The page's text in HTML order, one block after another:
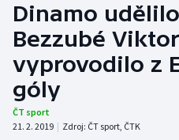
Hokej
Tenis
Atletika
Dinamo
Bezzubé
vyprovodilo z
góly
ČT sport
21. 2. 2019 | Zdroj: ČT sport, ČTK